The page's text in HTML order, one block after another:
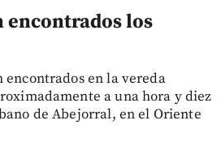
encontrados los
encontrados en la vereda
a una hora y diez
de Abejorral, en el Oriente